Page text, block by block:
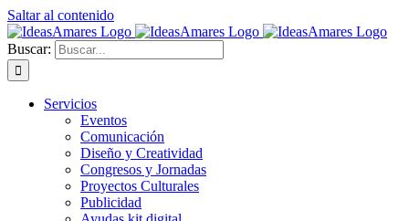
Saltar al contenido
Buscar:
Servicios
Eventos
Comunicación
Diseño y Creatividad
Congresos y Jornadas
Proyectos Culturales
Publicidad